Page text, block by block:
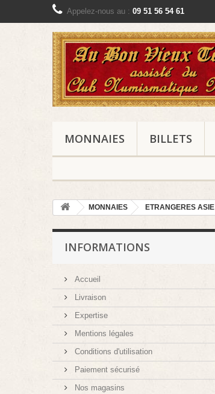
Appelez-nous au : 09 51 56 54 61
MONNAIES BILLETS
MONNAIES ETRANGERES ASIE
INFORMATIONS
Accueil
Livraison
Expertise
Mentions légales
Conditions d'utilisation
Paiement sécurisé
Nos magasins